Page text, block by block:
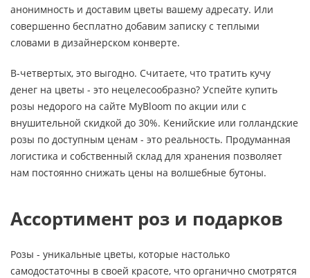
анонимность и доставим цветы вашему адресату. Или
совершенно бесплатно добавим записку с теплыми
словами в дизайнерском конверте.
В-четвертых, это выгодно. Считаете, что тратить кучу
денег на цветы - это нецелесообразно? Успейте купить
розы недорого на сайте MyBloom по акции или с
внушительной скидкой до 30%. Кенийские или голландские
розы по доступным ценам - это реальность. Продуманная
логистика и собственный склад для хранения позволяет
нам постоянно снижать цены на волшебные бутоны.
Ассортимент роз и подарков
Розы - уникальные цветы, которые настолько
самодостаточны в своей красоте, что органично смотрятся